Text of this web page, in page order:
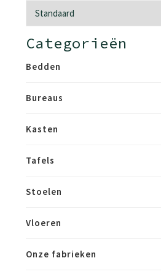
Categorieën
Bedden
Bureaus
Kasten
Tafels
Stoelen
Vloeren
Onze fabrieken